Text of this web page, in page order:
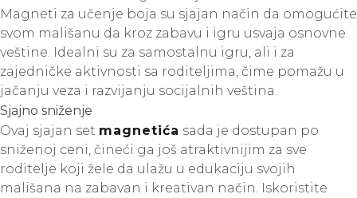
Magneti za učenje boja su sjajan način da omogućite
svom mališanu da kroz zabavu i igru usvaja osnovne
veštine. Idealni su za samostalnu igru, ali i za
zajedničke aktivnosti sa roditeljima, čime pomažu u
jačanju veza i razvijanju socijalnih veština.
Sjajno sniženje
Ovaj sjajan set magnetića sada je dostupan po
sniženoj ceni, čineći ga još atraktivnijim za sve
roditelje koji žele da ulažu u edukaciju svojih
mališana na zabavan i kreativan način. Iskoristite